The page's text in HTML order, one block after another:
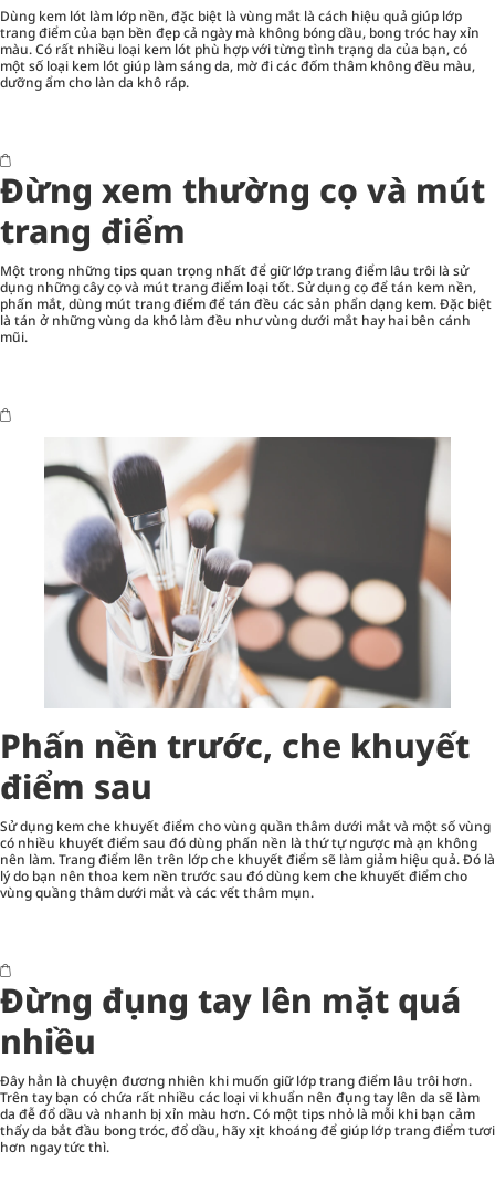
Dùng kem lót làm lớp nền, đặc biệt là vùng mắt là cách hiệu quả giúp lớp
trang điểm của bạn bền đẹp cả ngày mà không bóng dầu, bong tróc hay xỉn
màu. Có rất nhiều loại kem lót phù hợp với từng tình trạng da của bạn, có
một số loại kem lót giúp làm sáng da, mờ đi các đốm thâm không đều màu,
dưỡng ẩm cho làn da khô ráp.
Đừng xem thường cọ và mút
trang điểm
Một trong những tips quan trọng nhất để giữ lớp trang điểm lâu trôi là sử
dụng những cây cọ và mút trang điểm loại tốt. Sử dụng cọ để tán kem nền,
phấn mắt, dùng mút trang điểm để tán đều các sản phẩn dạng kem. Đặc biệt
là tán ở những vùng da khó làm đều như vùng dưới mắt hay hai bên cánh
mũi.
Phấn nền trước, che khuyết
điểm sau
Sử dụng kem che khuyết điểm cho vùng quần thâm dưới mắt và một số vùng
có nhiều khuyết điểm sau đó dùng phấn nền là thứ tự ngược mà ạn không
nên làm. Trang điểm lên trên lớp che khuyết điểm sẽ làm giảm hiệu quả. Đó là
lý do bạn nên thoa kem nền trước sau đó dùng kem che khuyết điểm cho
vùng quầng thâm dưới mắt và các vết thâm mụn.
Đừng đụng tay lên mặt quá
nhiều
Đây hẳn là chuyện đương nhiên khi muốn giữ lớp trang điểm lâu trôi hơn.
Trên tay bạn có chứa rất nhiều các loại vi khuẩn nên đụng tay lên da sẽ làm
da đễ đổ dầu và nhanh bị xỉn màu hơn. Có một tips nhỏ là mỗi khi bạn cảm
thấy da bắt đầu bong tróc, đổ dầu, hãy xịt khoáng để giúp lớp trang điểm tươi
hơn ngay tức thì.